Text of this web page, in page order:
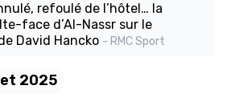
refoulé de l’hôtel… la
face d’Al-Nassr sur le
David Hancko - RMC Sport
2025